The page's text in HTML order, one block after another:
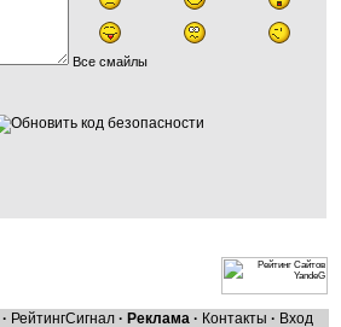
Все смайлы
· РейтингСигнал · Реклама · Контакты · Вход